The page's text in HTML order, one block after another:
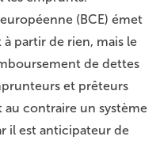
(BCE) émet
à partir de rien, mais le
de dettes
et prêteurs
au contraire un système
il est anticipateur de